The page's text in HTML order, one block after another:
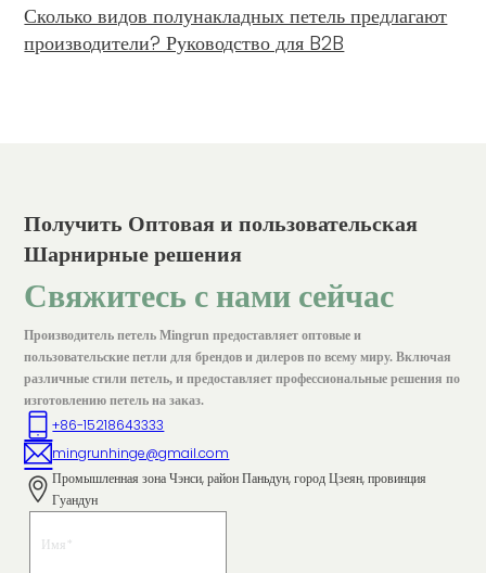
Сколько видов полунакладных петель предлагают
производители? Руководство для B2B
Получить Оптовая и пользовательская
Шарнирные решения
Свяжитесь с нами сейчас
Производитель петель Mingrun предоставляет оптовые и
пользовательские петли для брендов и дилеров по всему миру. Включая
различные стили петель, и предоставляет профессиональные решения по
изготовлению петель на заказ.
+86-15218643333
mingrunhinge@gmail.com
Промышленная зона Чэнси, район Паньдун, город Цзеян, провинция
Гуандун